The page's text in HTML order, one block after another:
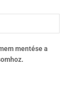
mentése a